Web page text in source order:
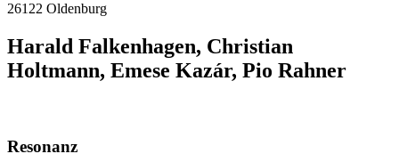
26122 Oldenburg
Harald Falkenhagen, Christian
Holtmann, Emese Kazár, Pio Rahner
Resonanz